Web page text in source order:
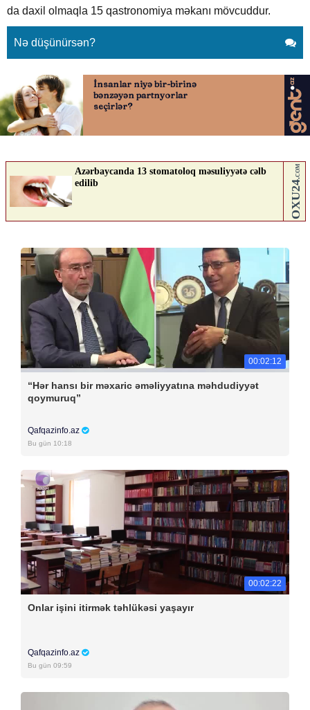
da daxil olmaqla 15 qastronomiya məkanı mövcuddur.
Nə düşünürsən?
00:02:12
“Hər hansı bir məxaric əməliyyatına məhdudiyyət
qoymuruq”
Qafqazinfo.az
Bu gün 10:18
00:02:22
Onlar işini itirmək təhlükəsi yaşayır
Qafqazinfo.az
Bu gün 09:59